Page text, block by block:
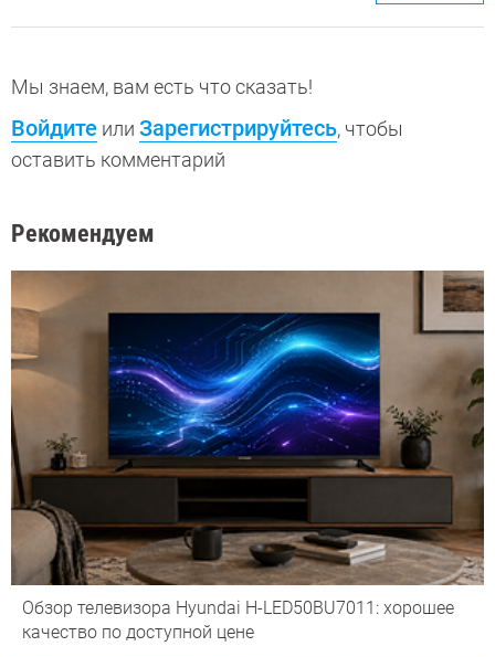
Мы знаем, вам есть что сказать!
Войдите или Зарегистрируйтесь, чтобы
оставить комментарий
Рекомендуем
Обзор телевизора Hyundai H-LED50BU7011: хорошее
качество по доступной цене